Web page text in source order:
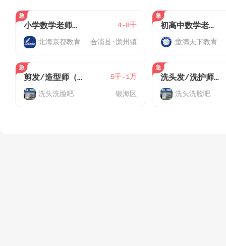
小学数学老师（全职合浦） 4-8千
北海京都教育 合浦县·廉州镇
初高中数学老师（全职）
童满天下教育
剪发/造型师（全职） 5千-1万
洗头洗脸吧 银海区
洗头发/洗护师（全职）
洗头洗脸吧